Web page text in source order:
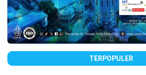
TERPOPULER